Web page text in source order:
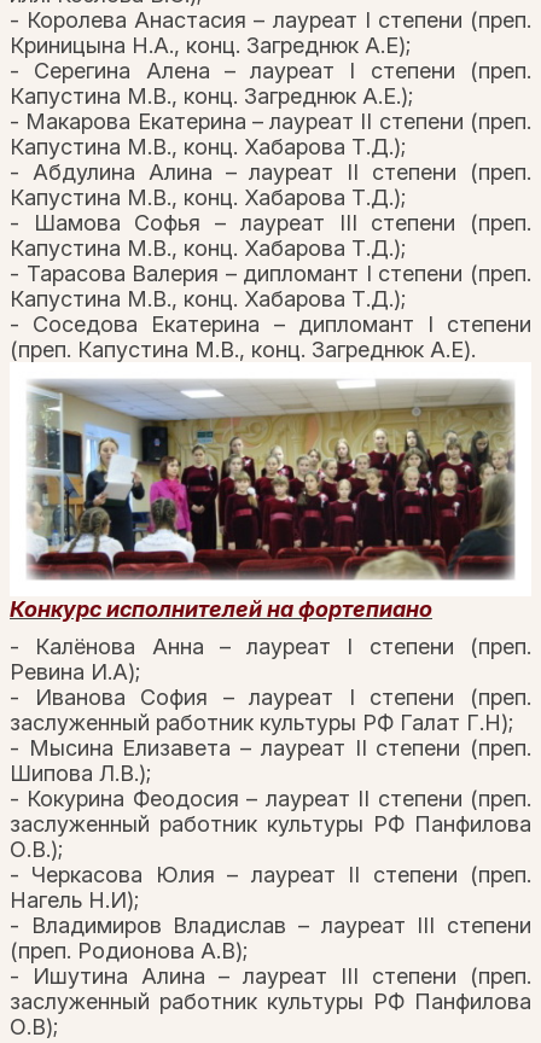
- Королева Анастасия – лауреат I степени (преп.
Криницына Н.А., конц. Загреднюк А.Е);
- Серегина Алена – лауреат I степени (преп.
Капустина М.В., конц. Загреднюк А.Е.);
- Макарова Екатерина – лауреат II степени (преп.
Капустина М.В., конц. Хабарова Т.Д.);
- Абдулина Алина – лауреат II степени (преп.
Капустина М.В., конц. Хабарова Т.Д.);
- Шамова Софья – лауреат III степени (преп.
Капустина М.В., конц. Хабарова Т.Д.);
- Тарасова Валерия – дипломант I степени (преп.
Капустина М.В., конц. Хабарова Т.Д.);
- Соседова Екатерина – дипломант I степени
(преп. Капустина М.В., конц. Загреднюк А.Е).
Конкурс исполнителей на фортепиано
- Калёнова Анна – лауреат I степени (преп.
Ревина И.А);
- Иванова София – лауреат I степени (преп.
заслуженный работник культуры РФ Галат Г.Н);
- Мысина Елизавета – лауреат II степени (преп.
Шипова Л.В.);
- Кокурина Феодосия – лауреат II степени (преп.
заслуженный работник культуры РФ Панфилова
О.В.);
- Черкасова Юлия – лауреат II степени (преп.
Нагель Н.И);
- Владимиров Владислав – лауреат III степени
(преп. Родионова А.В);
- Ишутина Алина – лауреат III степени (преп.
заслуженный работник культуры РФ Панфилова
О.В);